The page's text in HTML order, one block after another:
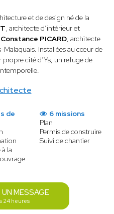
et de design né de la
, architecte d’intérieur et
Constance PICARD, architecte
Malaquais. Installées au cœur de
cité d’Ys, un refuge de
de
la
6 missions
Plan
Permis de construire
Suivi de chantier
MESSAGE
24 heures